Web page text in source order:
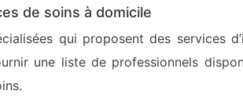
de soins à domicile
qui proposent des services
une liste de professionnels